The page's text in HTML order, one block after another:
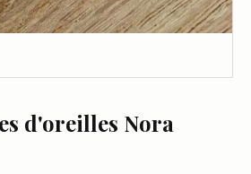
d'oreilles Nora